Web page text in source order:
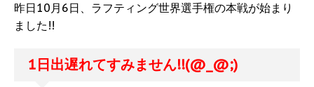
昨日10月6日、ラフティング世界選手権の本戦が始まり
ました!!
1日出遅れてすみません!!(@_@;)